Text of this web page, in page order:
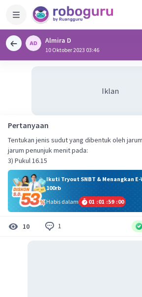
Almira D
10 Oktober 2023 03:46
Iklan
Pertanyaan
Tentukan jenis sudut yang dibentuk oleh
jarum penunjuk menit pada:
3) Pukul 16.15
Ikuti Tryout SNBT & Menangkan
100rb
Habis dalam
01 :01 :58 :59
10 1